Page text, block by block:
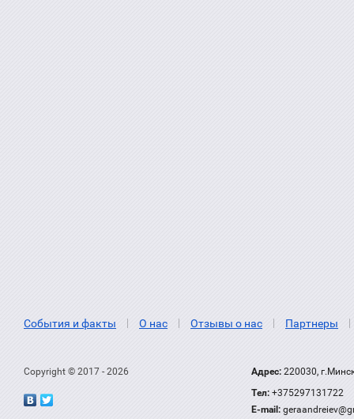
События и факты О нас Отзывы о нас Партнеры
Copyright © 2017 - 2026 Адрес: 220030,
Тел: +375297131722
Е-mail: